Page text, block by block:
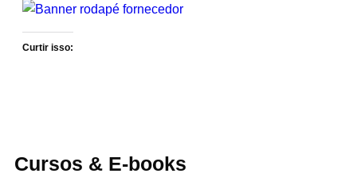
Curtir isso:
Cursos & E-books